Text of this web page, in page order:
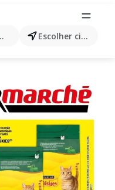
Escolher cidade